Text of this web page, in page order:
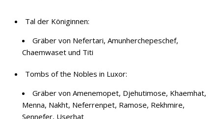
Tal der Königinnen:
Gräber von Nefertari, Amunherchepeschef,
Chaemwaset und Titi
Tombs of the Nobles in Luxor:
Gräber von Amenemopet, Djehutimose, Khaemhat,
Menna, Nakht, Neferrenpet, Ramose, Rekhmire,
Sennefer, Userhat